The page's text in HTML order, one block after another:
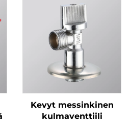
Kevyt messinkinen
kulmaventtiili